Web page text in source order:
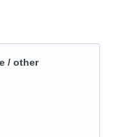
/ other